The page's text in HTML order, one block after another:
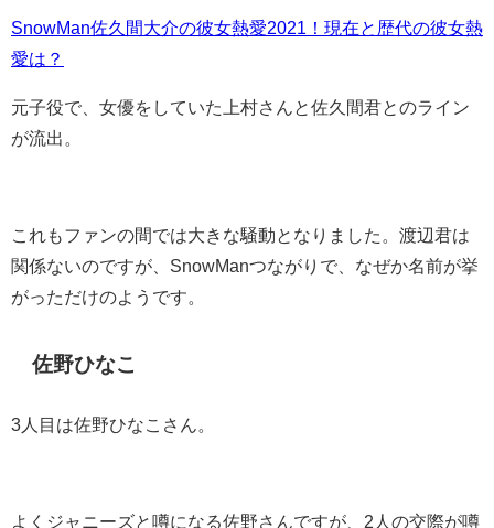
SnowMan佐久間大介の彼女熱愛2021！現在と歴代の彼女熱
愛は？
元子役で、女優をしていた上村さんと佐久間君とのライン
が流出。
これもファンの間では大きな騒動となりました。渡辺君は
関係ないのですが、SnowManつながりで、なぜか名前が挙
がっただけのようです。
佐野ひなこ
3人目は佐野ひなこさん。
よくジャニーズと噂になる佐野さんですが、2人の交際が噂